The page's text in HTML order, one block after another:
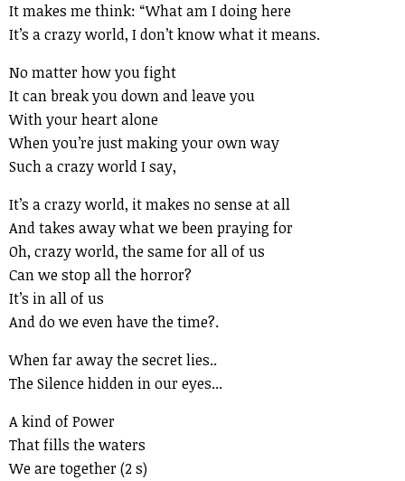
It makes me think: “What am I doing here
It’s a crazy world, I don’t know what it means.
No matter how you fight
It can break you down and leave you
With your heart alone
When you’re just making your own way
Such a crazy world I say,
It’s a crazy world, it makes no sense at all
And takes away what we been praying for
Oh, crazy world, the same for all of us
Can we stop all the horror?
It’s in all of us
And do we even have the time?.
When far away the secret lies..
The Silence hidden in our eyes...
A kind of Power
That fills the waters
We are together (2 s)